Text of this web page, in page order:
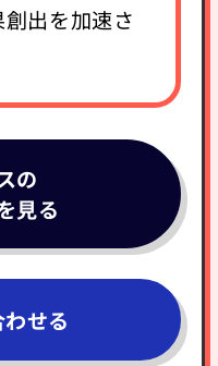
出を加速さ
の
見る
せる